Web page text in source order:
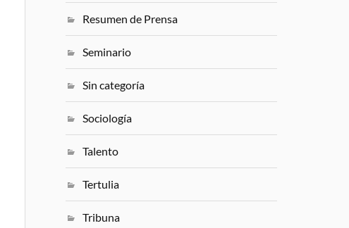
Resumen de Prensa
Seminario
Sin categoría
Sociología
Talento
Tertulia
Tribuna